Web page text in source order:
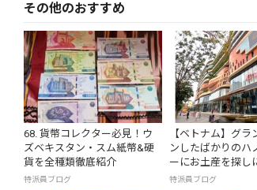
その他のおすすめ
68. 貨幣コレクター必見！ウ
ズベキスタン・スム紙幣&硬
貨を全種類徹底紹介
特派員ブログ
【ベトナム】グラ
ンしたばかりのハ
ーにお土産を探し
た！
特派員ブログ